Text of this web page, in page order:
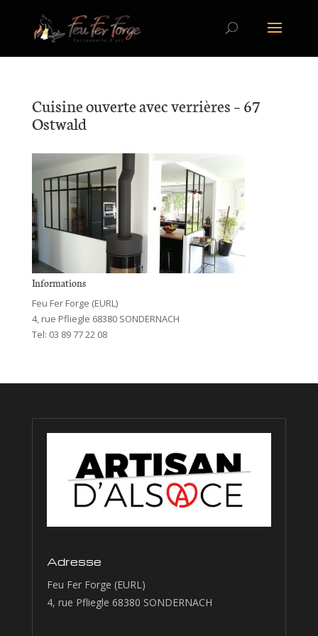
Cuisine ouverte avec verrières – 67
Ostwald
Informations
Feu Fer Forge (EURL)
4, rue Pfliegle 68380 SONDERNACH
Tel: 03 89 77 22 08
Adresse
Feu Fer Forge (EURL)
4, rue Pfliegle 68380 SONDERNACH